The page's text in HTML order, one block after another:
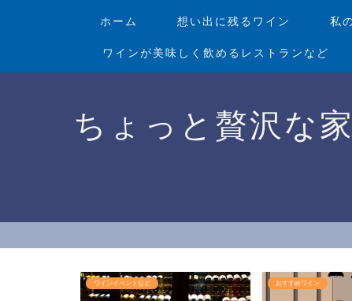
ホーム 想い出に残るワイン 私
ワインが美味しく飲めるレストランなど
ちょっと贅沢な
ワインイベントなど おすすめワイン